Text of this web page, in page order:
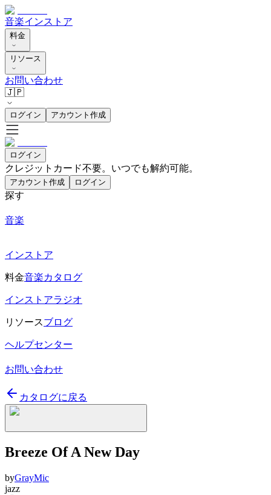
音楽インストア
料金
リソース
お問い合わせ
🇯🇵
ログイン アカウント作成
ログイン
クレジットカード不要。いつでも解約可能。
アカウント作成 ログイン
探す
音楽
インストア
料金音楽カタログ
インストアラジオ
リソースブログ
ヘルプセンター
お問い合わせ
カタログに戻る
Breeze Of A New Day
byGrayMic
jazz